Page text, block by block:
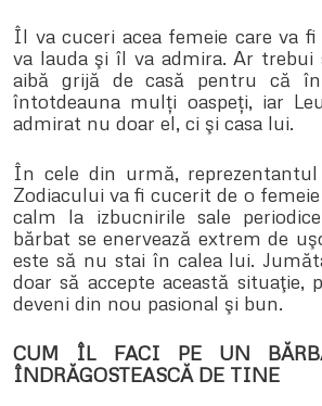
Îl va cuceri acea femeie care va
va lauda şi îl va admira. Ar trebui
aibă grijă de casă pentru că
întotdeauna mulți oaspeți, iar
admirat nu doar el, ci şi casa lui.
În cele din urmă,
Zodiacului va fi cucerit de o
calm la izbucnirile sale
bărbat se enervează extrem de
este să nu stai în calea lui.
doar să accepte această situaţie,
deveni din nou pasional şi bun.
CUM ÎL FACI PE UN
ÎNDRĂGOSTEASCĂ DE TINE